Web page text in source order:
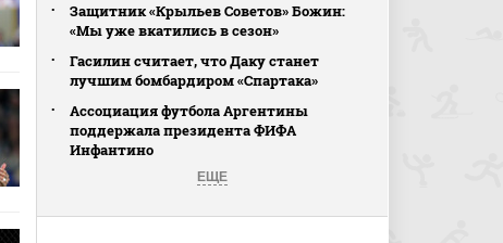
Защитник «Крыльев Советов» Божин:
«Мы уже вкатились в сезон»
Гасилин считает, что Даку станет
лучшим бомбардиром «Спартака»
Ассоциация футбола Аргентины
поддержала президента ФИФА
Инфантино
ЕЩЕ